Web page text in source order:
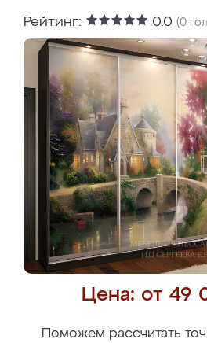
Рейтинг: 0.0 (0
Цена: от 49
Поможем рассчитать